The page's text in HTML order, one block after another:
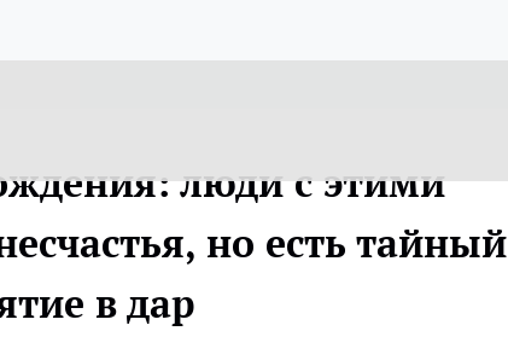
люди с этими
но есть тайный
в дар